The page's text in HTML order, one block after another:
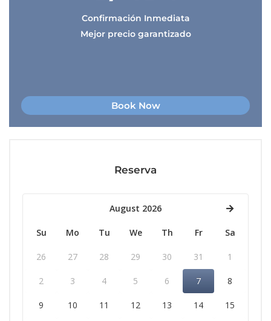
Confirmación Inmediata
Mejor precio garantizado
Book Now
Reserva
August 2026
Su Mo Tu We Th Fr Sa
26 27 28 29 30 31 1
2 3 4 5 6 7 8
9 10 11 12 13 14 15